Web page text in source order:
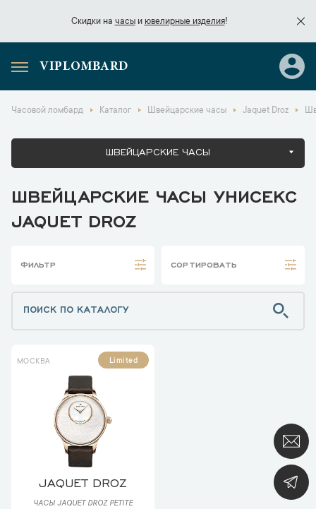
Скидки на часыи ювелирные изделия!
Скидки начасы
VIPLOMBARD
Часовой ломбард Каталог Швейцарские часы Jaquet Droz
ШВЕЙЦАРСКИЕ ЧАСЫ
ШВЕЙЦАРСКИЕ ЧАСЫ УНИСЕКС
JAQUET DROZ
ФИЛЬТР СОРТИРОВАТЬ
МОСКВА Limited
JAQUET DROZ
ЧАСЫ JAQUET DROZ PETITE